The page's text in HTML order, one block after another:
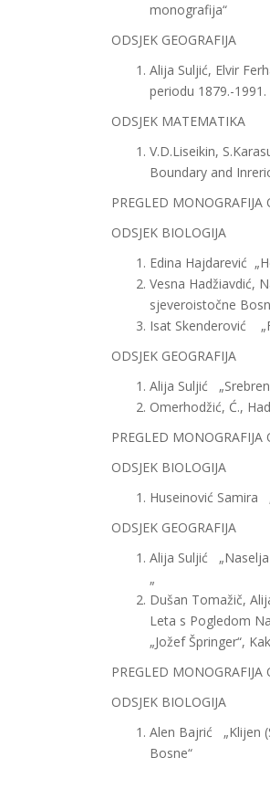
ODSJEK
Alija Suljić, Elvir
periodu 1879.-
ODSJEK
V.D.Liseikin,
Boundary and
PREGLED
ODSJEK BIOLOGIJA
Edina Hajdarević
Vesna Hadžiavdić,
Isat Skenderović
ODSJEK GEOGRAFIJA
Alija
Omerhodžić, Ć.,
PREGLED
ODSJEK BIOLOGIJA
Huseinović Samira
ODSJEK GEOGRAFIJA
Alija Suljić
Dušan Tomažič,
Leta s Pogledom
„Jožef Špringer“,
PREGLED MONOGRAFIJA
ODSJEK BIOLOGIJA
Alen Bajrić „Klijen